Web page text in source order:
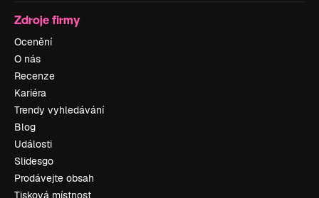
Zdroje firmy
Ocenění
O nás
Recenze
Kariéra
Trendy vyhledávání
Blog
Události
Slidesgo
Prodávejte obsah
Tisková místnost